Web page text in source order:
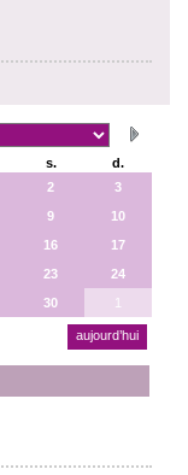
s.
d.
2
3
9
10
16
17
23
24
30
aujourd’hui